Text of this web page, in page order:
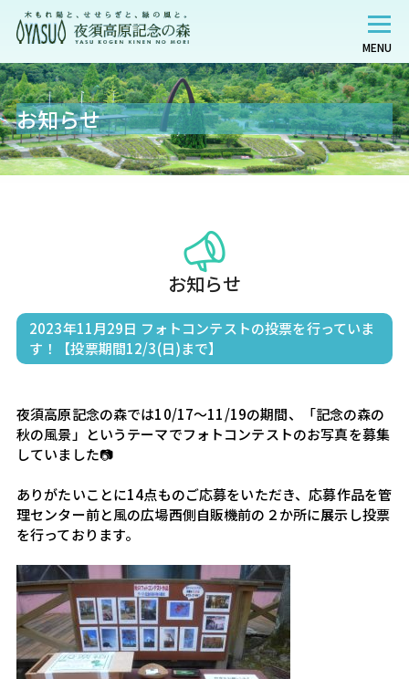
MENU
お知らせ
お知らせ
2023年11月29日 フォトコンテストの投票を行っていま
す！【投票期間12/3(日)まで】
夜須高原記念の森では10/17～11/19の期間、「記念の森の
秋の風景」というテーマでフォトコンテストのお写真を募集
していました📷
ありがたいことに14点ものご応募をいただき、応募作品を管
理センター前と風の広場西側自販機前の２か所に展示し投票
を行っております。